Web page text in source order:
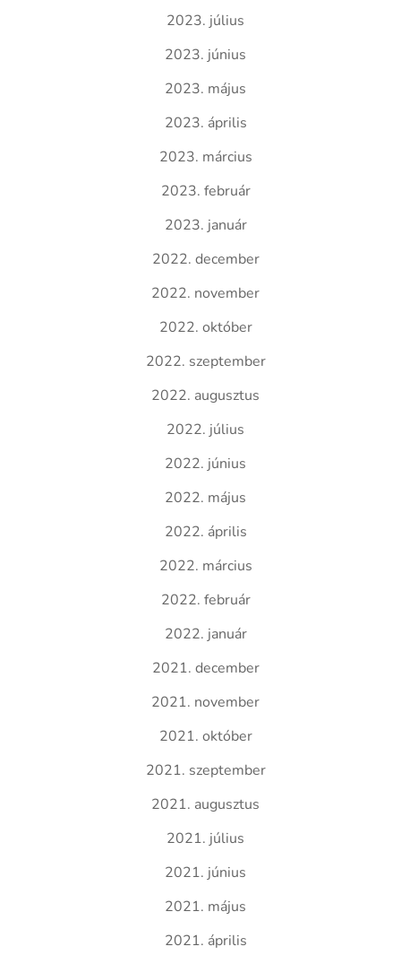
2023. július
2023. június
2023. május
2023. április
2023. március
2023. február
2023. január
2022. december
2022. november
2022. október
2022. szeptember
2022. augusztus
2022. július
2022. június
2022. május
2022. április
2022. március
2022. február
2022. január
2021. december
2021. november
2021. október
2021. szeptember
2021. augusztus
2021. július
2021. június
2021. május
2021. április